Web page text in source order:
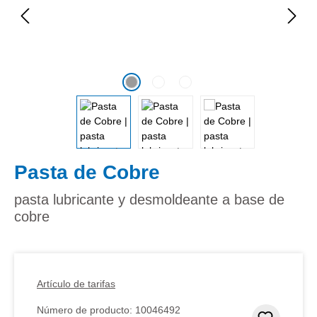
Pasta de Cobre
pasta lubricante y desmoldeante a base de
cobre
Artículo de tarifas
Número de producto: 10046492